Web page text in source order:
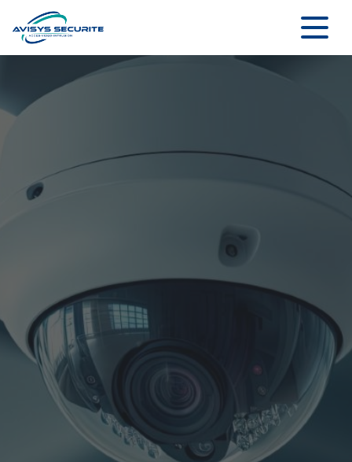
Panneau de gestion des cookies